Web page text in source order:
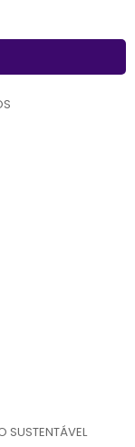
SUSTENTÁVEL